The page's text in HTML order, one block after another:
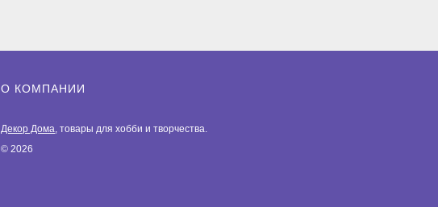
О КОМПАНИИ
Декор Дома, товары для хобби и творчества.
© 2026